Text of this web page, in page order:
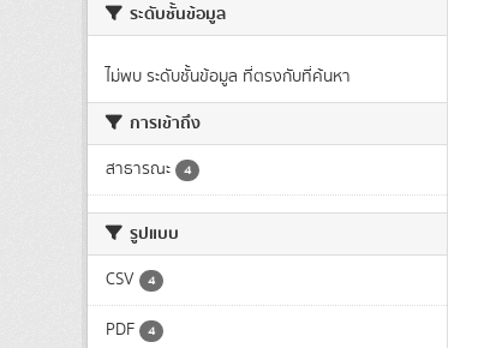
ระดับชั้นข้อมูล
ไม่พบ ระดับชั้นข้อมูล ที่ตรงกับที่ค้นหา
การเข้าถึง
สาธารณะ 4
รูปแบบ
CSV 4
PDF 4